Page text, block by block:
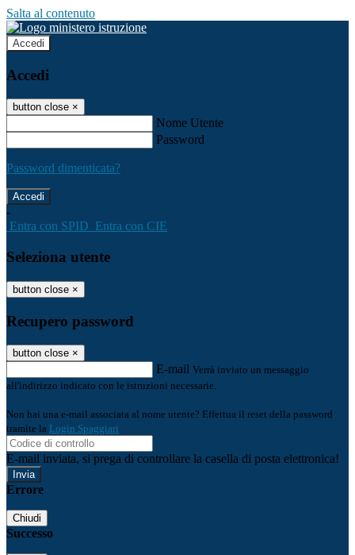
Salta al contenuto
Accedi
Accedi
button close ×
Nome Utente
Password
Password dimenticata?
-
Entra con SPID Entra con CIE
Seleziona utente
button close ×
Recupero password
button close ×
E-mail Verrà inviato un messaggio
all'indirizzo indicato con le istruzioni necessarie.
Non hai una e-mail associata al nome utente? Effettua il reset della password
tramite la Login Spaggiari
E-mail inviata, si prega di controllare la casella di posta elettronica!
Errore
Chiudi
Successo